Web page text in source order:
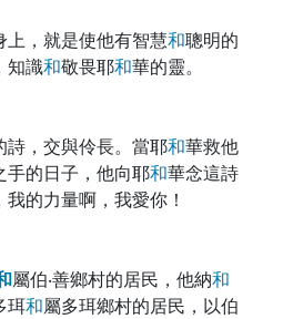
，就是使他有智慧和聰明的
知識和敬畏耶和華的靈。
詩，交與伶長。當耶和華救他
手的日子，他向耶和華念這詩
我的力量啊，我愛你！
屬伯‧善鄉村的居民，他納和
珥和屬多珥鄉村的居民，以伯